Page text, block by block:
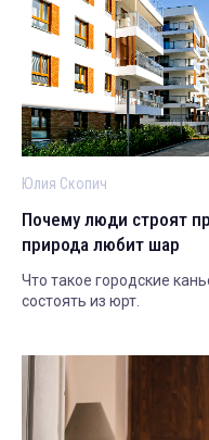
Юлия Скопич
Почему люди строят
природа любит шар
Что такое городские
состоять из юрт.